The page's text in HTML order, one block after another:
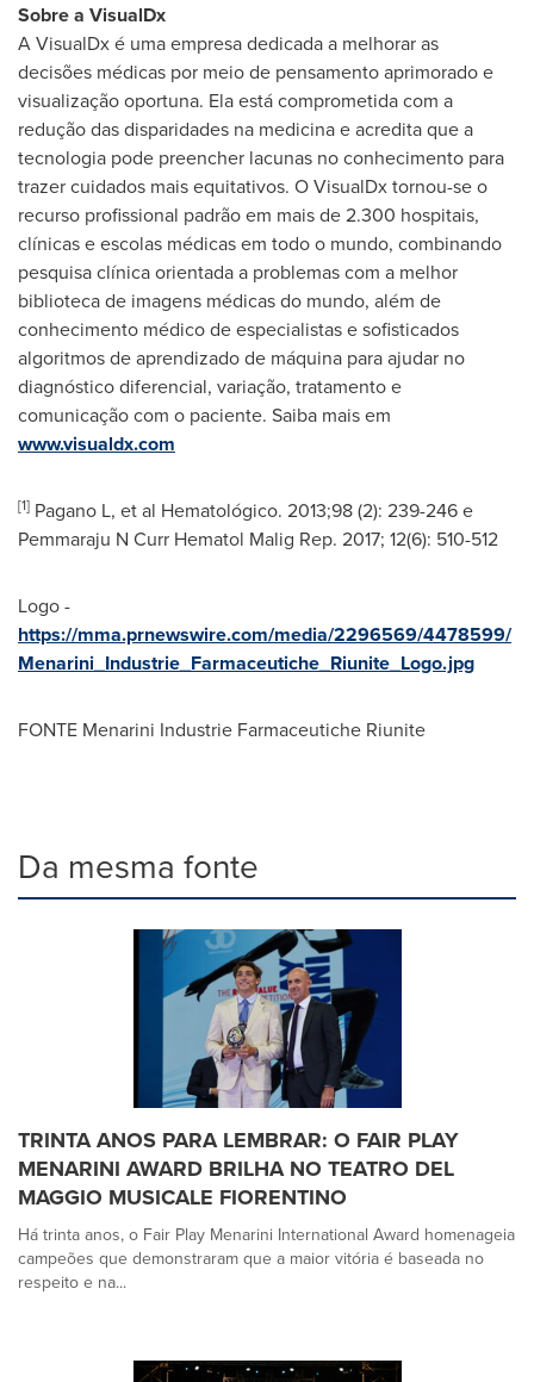
Sobre a VisualDx
A VisualDx é uma empresa dedicada a melhorar as
decisões médicas por meio de pensamento aprimorado e
visualização oportuna. Ela está comprometida com a
redução das disparidades na medicina e acredita que a
tecnologia pode preencher lacunas no conhecimento para
trazer cuidados mais equitativos. O VisualDx tornou-se o
recurso profissional padrão em mais de 2.300 hospitais,
clínicas e escolas médicas em todo o mundo, combinando
pesquisa clínica orientada a problemas com a melhor
biblioteca de imagens médicas do mundo, além de
conhecimento médico de especialistas e sofisticados
algoritmos de aprendizado de máquina para ajudar no
diagnóstico diferencial, variação, tratamento e
comunicação com o paciente. Saiba mais em
www.visualdx.com
[1] Pagano L, et al Hematológico. 2013;98 (2): 239-246 e
Pemmaraju N Curr Hematol Malig Rep. 2017; 12(6): 510-512
Logo -
https://mma.prnewswire.com/media/2296569/4478599/
Menarini_Industrie_Farmaceutiche_Riunite_Logo.jpg
FONTE Menarini Industrie Farmaceutiche Riunite
Da mesma fonte
TRINTA ANOS PARA LEMBRAR: O FAIR PLAY
MENARINI AWARD BRILHA NO TEATRO DEL
MAGGIO MUSICALE FIORENTINO
Há trinta anos, o Fair Play Menarini International Award homenageia
campeões que demonstraram que a maior vitória é baseada no
respeito e na...